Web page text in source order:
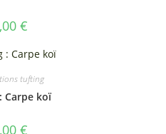
€
tufting
Carpe koï
€